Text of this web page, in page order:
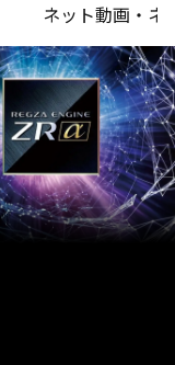
ネット動画・ネ